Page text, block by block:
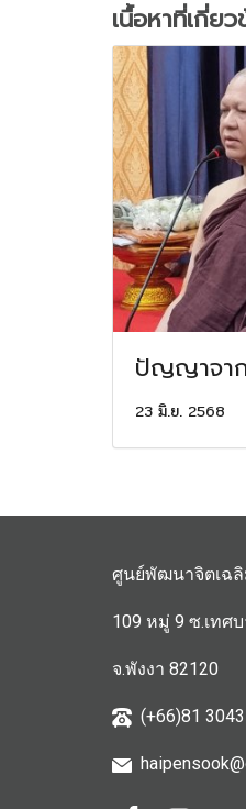
เนื้อหาที่เกี่ย
ปัญญาจา
23 มิ.ย. 2568
ศูนย์พัฒนาจิตเฉลิ
109 หมู่ 9 ซ.เทศ
จ.พังงา 82120
(+66)81